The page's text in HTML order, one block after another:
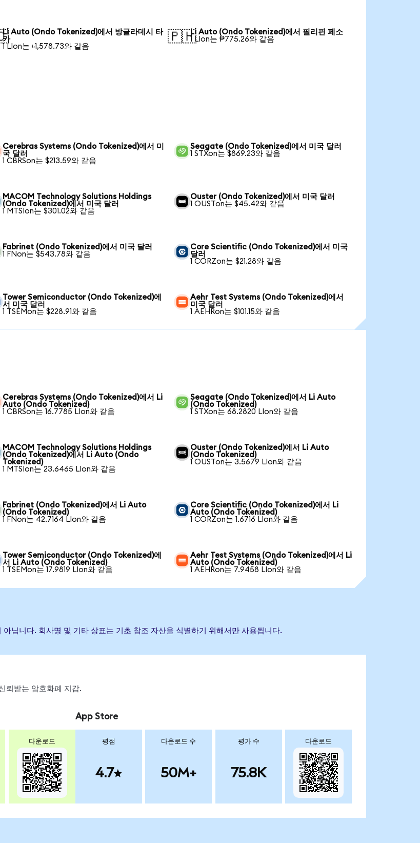
Li Auto (Ondo Tokenized)에서 방글라데시 타
카
1 LIon는 ৳1,578.73와 같음
🇵🇭Li Auto (Ondo Tokenized)에서 필리핀 페소
1 LIon는 ₱775.26와 같음
Cerebras Systems (Ondo Tokenized)에서 미
국 달러
1 CBRSon는 $213.59와 같음
Seagate (Ondo Tokenized)에서 미국 달러
1 STXon는 $869.23와 같음
MACOM Technology Solutions Holdings
(Ondo Tokenized)에서 미국 달러
1 MTSIon는 $301.02와 같음
Ouster (Ondo Tokenized)에서 미국 달러
1 OUSTon는 $45.42와 같음
Fabrinet (Ondo Tokenized)에서 미국 달러
1 FNon는 $543.78와 같음
Core Scientific (Ondo Tokenized)에서 미국
달러
1 CORZon는 $21.28와 같음
Tower Semiconductor (Ondo Tokenized)에
서 미국 달러
1 TSEMon는 $228.91와 같음
Aehr Test Systems (Ondo Tokenized)에서
미국 달러
1 AEHRon는 $101.15와 같음
Cerebras Systems (Ondo Tokenized)에서 Li
Auto (Ondo Tokenized)
1 CBRSon는 16.7785 LIon와 같음
Seagate (Ondo Tokenized)에서 Li Auto
(Ondo Tokenized)
1 STXon는 68.2820 LIon와 같음
MACOM Technology Solutions Holdings
(Ondo Tokenized)에서 Li Auto (Ondo
Tokenized)
1 MTSIon는 23.6465 LIon와 같음
Ouster (Ondo Tokenized)에서 Li Auto
(Ondo Tokenized)
1 OUSTon는 3.5679 LIon와 같음
Fabrinet (Ondo Tokenized)에서 Li Auto
(Ondo Tokenized)
1 FNon는 42.7164 LIon와 같음
Core Scientific (Ondo Tokenized)에서 Li
Auto (Ondo Tokenized)
1 CORZon는 1.6716 LIon와 같음
Tower Semiconductor (Ondo Tokenized)에
서 Li Auto (Ondo Tokenized)
1 TSEMon는 17.9819 LIon와 같음
Aehr Test Systems (Ondo Tokenized)에서 Li
Auto (Ondo Tokenized)
1 AEHRon는 7.9458 LIon와 같음
닙니다. 회사명 및 기타 상표는 기초 참조 자산을 식별하기 위해서만 사용됩니다.
뢰받는 암호화폐 지갑.
다운로드
App Store
평점
4.7
다운로드 수
50M+
평가 수
75.8K
다운로드